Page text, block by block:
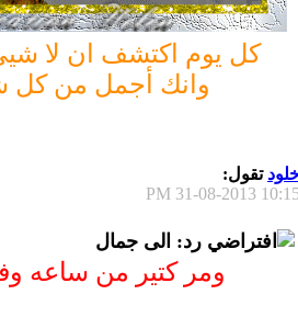
كل يوم اكتشف ان لا
وانك أجمل من كل
تقول:
31-08-2013 10:15
رد: الى جمال
ومر كتير من ساعه